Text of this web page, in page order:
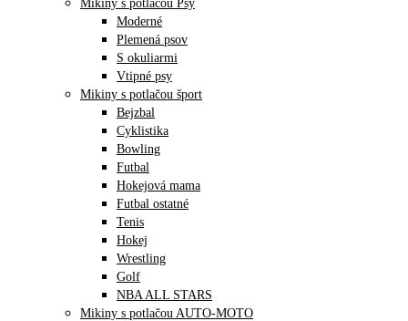
Mikiny s potlačou Psy
Moderné
Plemená psov
S okuliarmi
Vtipné psy
Mikiny s potlačou šport
Bejzbal
Cyklistika
Bowling
Futbal
Hokejová mama
Futbal ostatné
Tenis
Hokej
Wrestling
Golf
NBA ALL STARS
Mikiny s potlačou AUTO-MOTO